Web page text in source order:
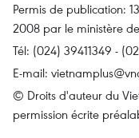
Permis de publication:
2008 par le ministère
Tél: (024) 39411349 -
E-mail:
© Droits d'auteur du
permission écrite